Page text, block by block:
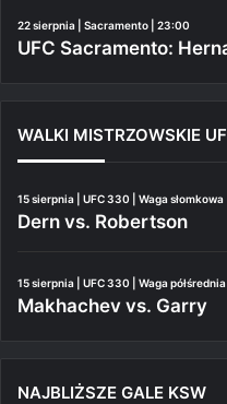
22 sierpnia | Sacramento | 23:00
UFC Sacramento:
WALKI MISTRZOWSKIE
15 sierpnia | UFC 330 | Waga słomkowa
Dern vs. Robertson
15 sierpnia | UFC 330 | Waga półśrednia
Makhachev vs. Garry
NAJBLIŻSZE GALE KSW